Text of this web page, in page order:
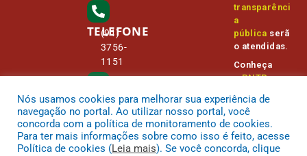
TELEFONE
(91)
3756-
1151
E-MAIL
camara@
cmmoju.p
a.gov.br
transparênci
a
pública serã
o atendidas.
Conheça
oPNTPe
Transparênc
ia Pública
Nós usamos cookies para melhorar sua experiência de
navegação no portal. Ao utilizar nosso portal, você
concorda com a política de monitoramento de cookies.
Para ter mais informações sobre como isso é feito, acesse
Política de cookies (Leia mais). Se você concorda, clique